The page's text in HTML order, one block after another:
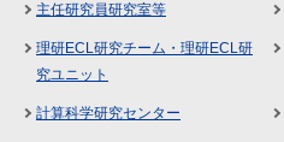
主任研究員研究室等
理研ECL研究チーム・理研ECL研
究ユニット
計算科学研究センター